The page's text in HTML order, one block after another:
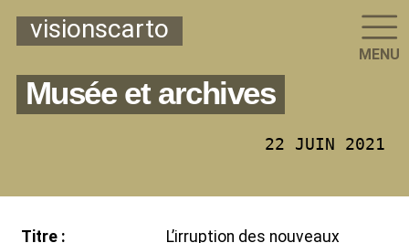
visionscarto
MENU
Musée et archives
22 JUIN 2021
Titre :
L’irruption des nouveaux